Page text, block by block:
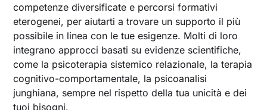
competenze diversificate e percorsi formativi
eterogenei, per aiutarti a trovare un supporto il più
possibile in linea con le tue esigenze. Molti di loro
integrano approcci basati su evidenze scientifiche,
come la psicoterapia sistemico relazionale, la terapia
cognitivo-comportamentale, la psicoanalisi
junghiana, sempre nel rispetto della tua unicità e dei
tuoi bisogni.